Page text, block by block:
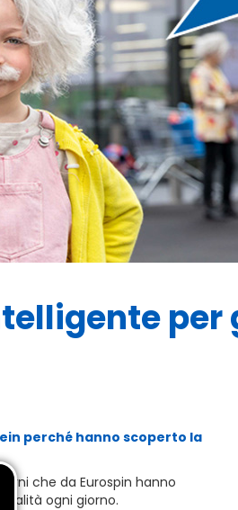
perché hanno scoperto la
che da Eurospin hanno
ogni giorno.